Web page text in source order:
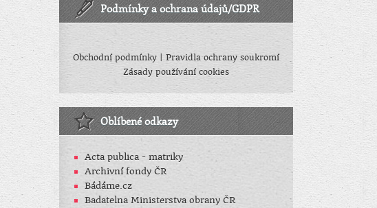
Podmínky a ochrana údajů/GDPR
Obchodní podmínky
Pravidla ochrany soukromí
Zásady používání cookies
Oblíbené odkazy
Acta publica - matriky
Archivní fondy ČR
Bádáme.cz
Badatelna Ministerstva obrany ČR